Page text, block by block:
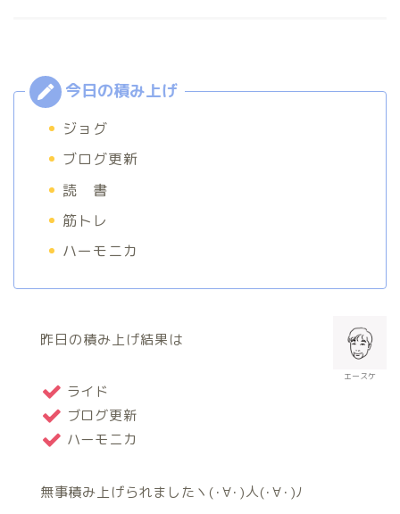
ジョグ
ブログ更新
読 書
筋トレ
ハーモニカ
エースケ
昨日の積み上げ結果は
ライド
ブログ更新
ハーモニカ
無事積み上げられましたヽ(･∀･)人(･∀･)ﾉ